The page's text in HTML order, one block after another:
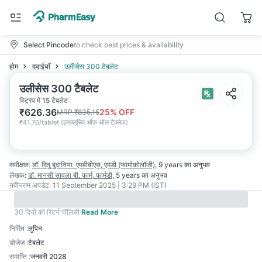
Select Pincodeto check best prices & availability
होम दवाईयाँ उलीसेस 300 टैबलेट
उलीसेस 300 टैबलेट
स्ट्रिप में 15 टैबलेट
₹626.36MRP₹835.1525% OFF
₹41.76/tablet (इनक्लूसिव ऑफ़ ऑल टैक्सेज़)
समीक्षक: डॉ. रितु बुदानिया एमबीबीएस, एमडी (फार्माकोलॉजी), 9 years का अनुभव
लेखक: डॉ. मानसी सावला बी. फार्म, फार्मडी, 5 years का अनुभव
नवीनतम अपडेट: 11 September 2025 | 3:29 PM (IST)
30 दिनों की रिटर्न पॉलिसी Read More
निर्मित :लुपिन
डोजेज :टैबलेट
समाप्ति :जनवरी 2028